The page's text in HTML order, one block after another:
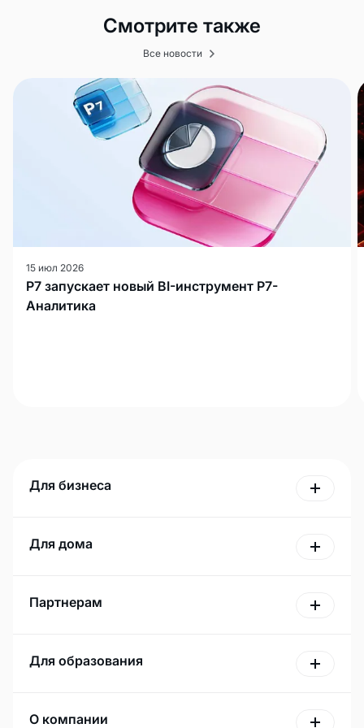
Смотрите также
Все новости
15 июл 2026
Р7 запускает новый BI-инструмент Р7-
Аналитика
Для бизнеса
Для дома
Партнерам
Для образования
О компании